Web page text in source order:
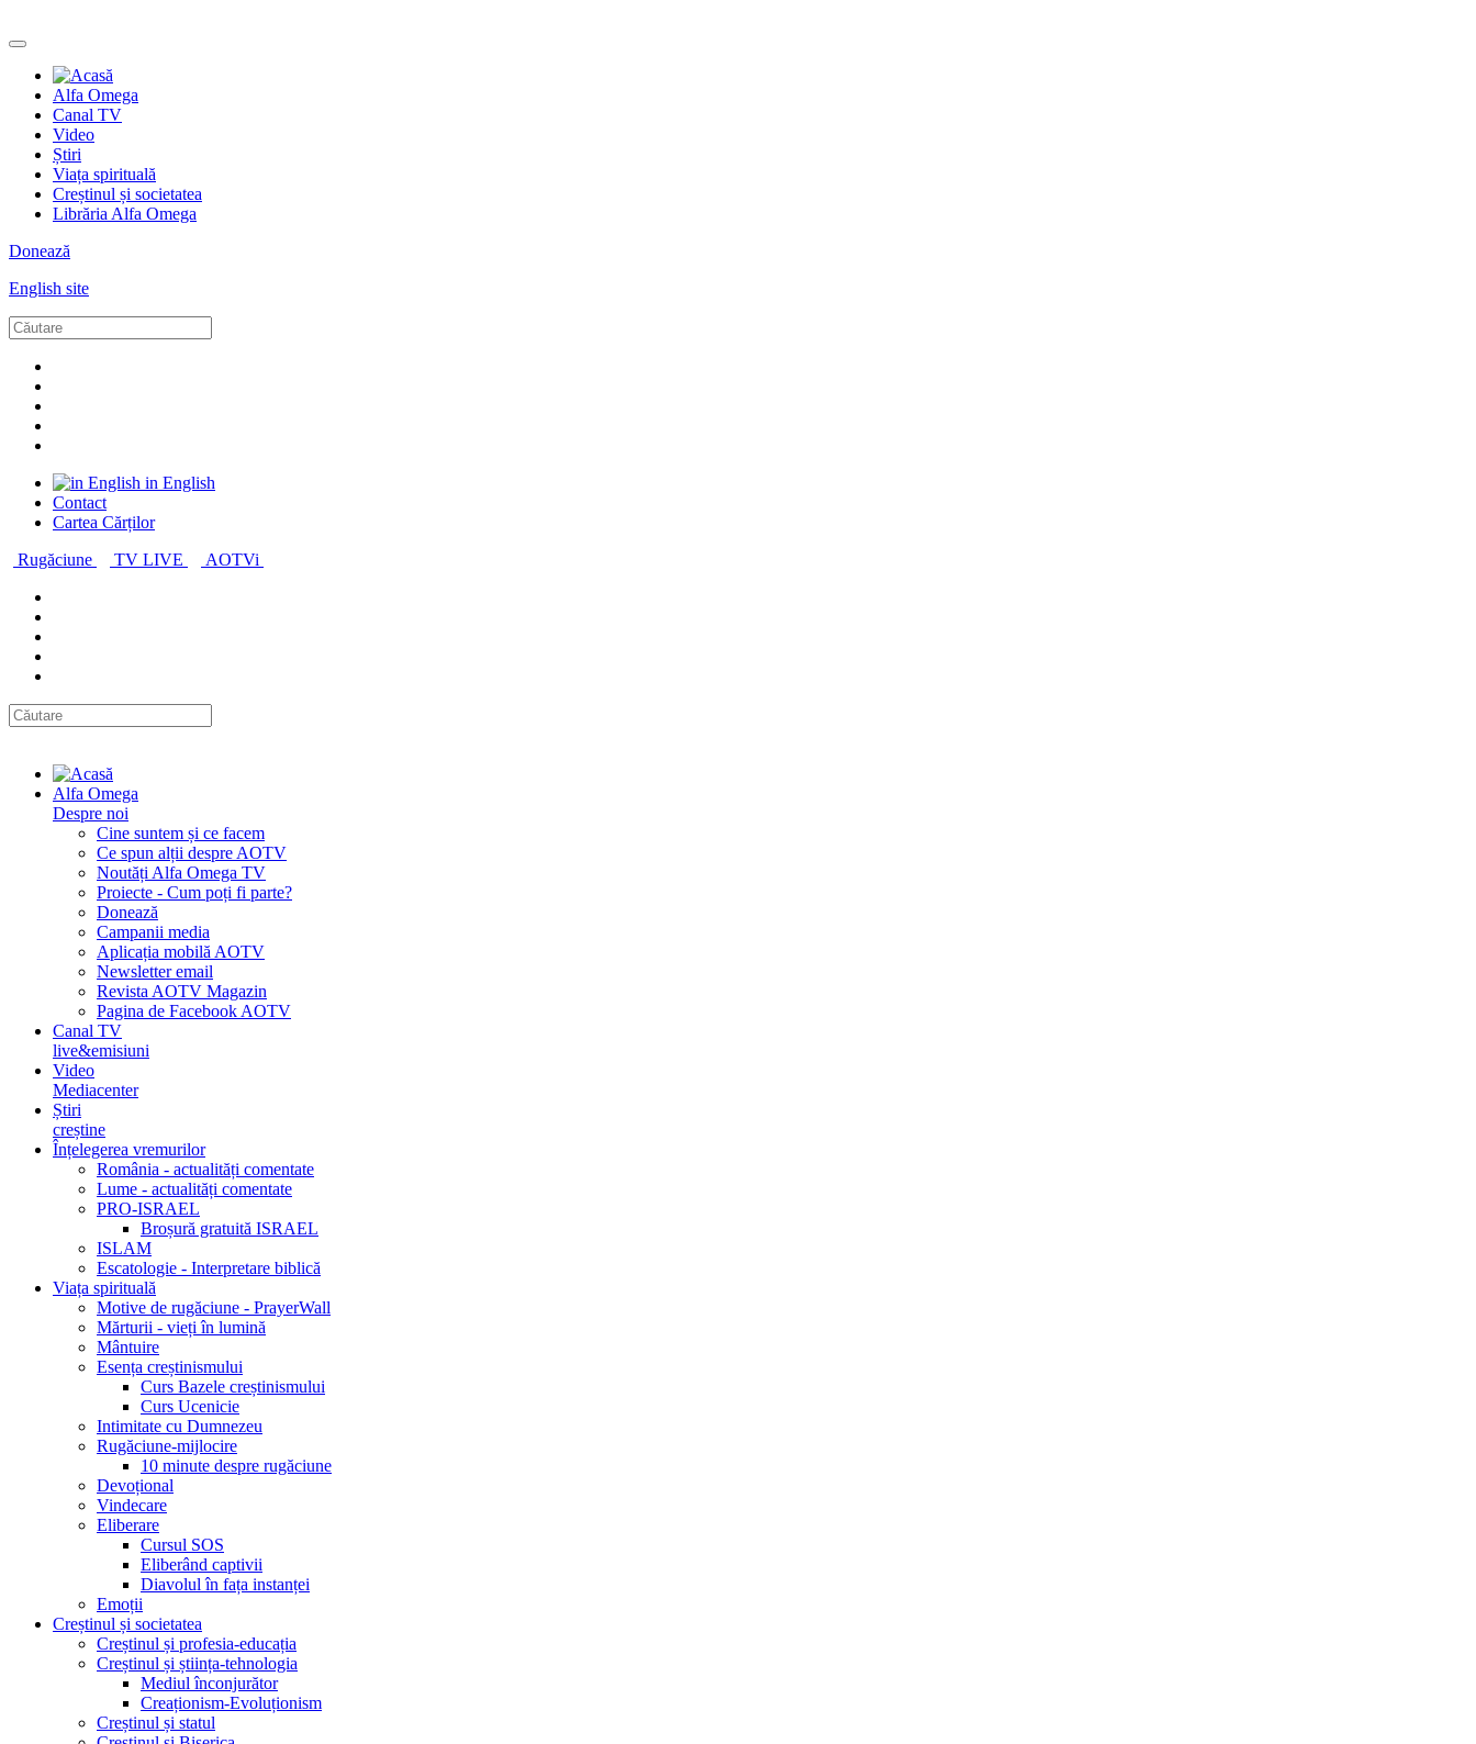
Alfa Omega
Canal TV
Video
Știri
Viața spirituală
Creștinul și societatea
Librăria Alfa Omega
Donează
English site
in English
Contact
Cartea Cărților
Rugăciune
TV LIVE AOTVi
Alfa Omega
Despre noi
Cine suntem și ce facem
Ce spun alții despre AOTV
Noutăți Alfa Omega TV
Proiecte - Cum poți fi parte?
Donează
Campanii media
Aplicația mobilă AOTV
Newsletter email
Revista AOTV Magazin
Pagina de Facebook AOTV
Canal TV
live&emisiuni
Video
Mediacenter
Știri
creștine
Înțelegerea vremurilor
România - actualități comentate
Lume - actualități comentate
PRO-ISRAEL
Broșură gratuită ISRAEL
ISLAM
Escatologie - Interpretare biblică
Viața spirituală
Motive de rugăciune - PrayerWall
Mărturii - vieți în lumină
Mântuire
Esența creștinismului
Curs Bazele creștinismului
Curs Ucenicie
Intimitate cu Dumnezeu
Rugăciune-mijlocire
10 minute despre rugăciune
Devoțional
Vindecare
Eliberare
Cursul SOS
Eliberând captivii
Diavolul în fața instanței
Emoții
Creștinul și societatea
Creștinul și profesia-educația
Creștinul și știința-tehnologia
Mediul înconjurător
Creaționism-Evoluționism
Creștinul și statul